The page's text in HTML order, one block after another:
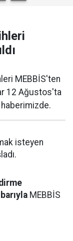
MEBBİS'ten
12 Ağustos'ta
isteyen
MEBBİS